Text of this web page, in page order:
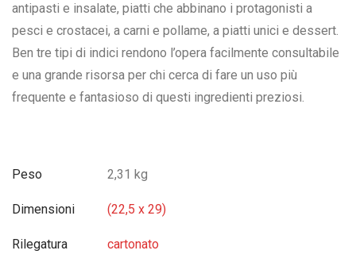
antipasti e insalate, piatti che abbinano i protagonisti a
pesci e crostacei, a carni e pollame, a piatti unici e dessert.
Ben tre tipi di indici rendono l’opera facilmente consultabile
e una grande risorsa per chi cerca di fare un uso più
frequente e fantasioso di questi ingredienti preziosi.
Peso 2,31 kg
Dimensioni (22,5 x 29)
Rilegatura cartonato